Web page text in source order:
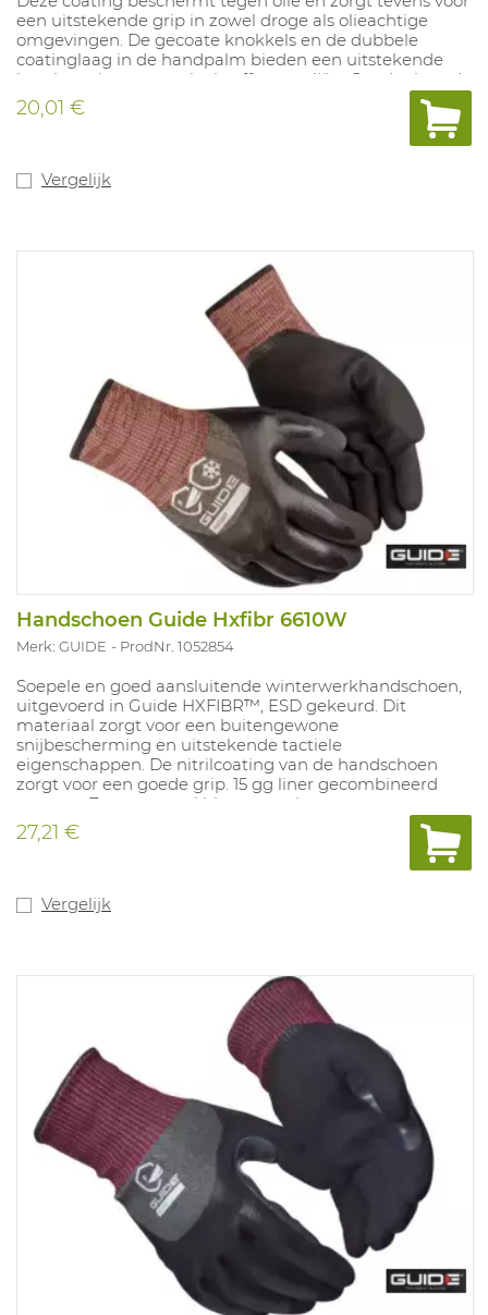
een uitstekende grip in zowel droge als olieachtige
omgevingen. De gecoate knokkels en de dubbele
coatinglaag in de handpalm bieden een uitstekende
bescherming tegen vloeistoffen en oliën. Goedgekeurd
voor contact met levensmiddelen en voor contacthitte
niveau 1. Oeko-Tex goedgekeurd. Touchscreen functie.
20,01 €
Vergelijk
Handschoen Guide Hxfibr 6610W
Merk: GUIDE ProdNr. 1052854
Soepele en goed aansluitende winterwerkhandschoen,
uitgevoerd in Guide HXFIBR™, ESD gekeurd. Dit
materiaal zorgt voor een buitengewone
snijbescherming en uitstekende tactiele
eigenschappen. De nitrilcoating van de handschoen
zorgt voor een goede grip. 15 gg liner gecombineerd
met een 7 gauge acryl binnenvoering voor
bescherming tegen kou. Snijbeschermingsniveau F,
goedgekeurd voor contacthitte tot 250°C (15sec) en
27,21 €
Vergelijk